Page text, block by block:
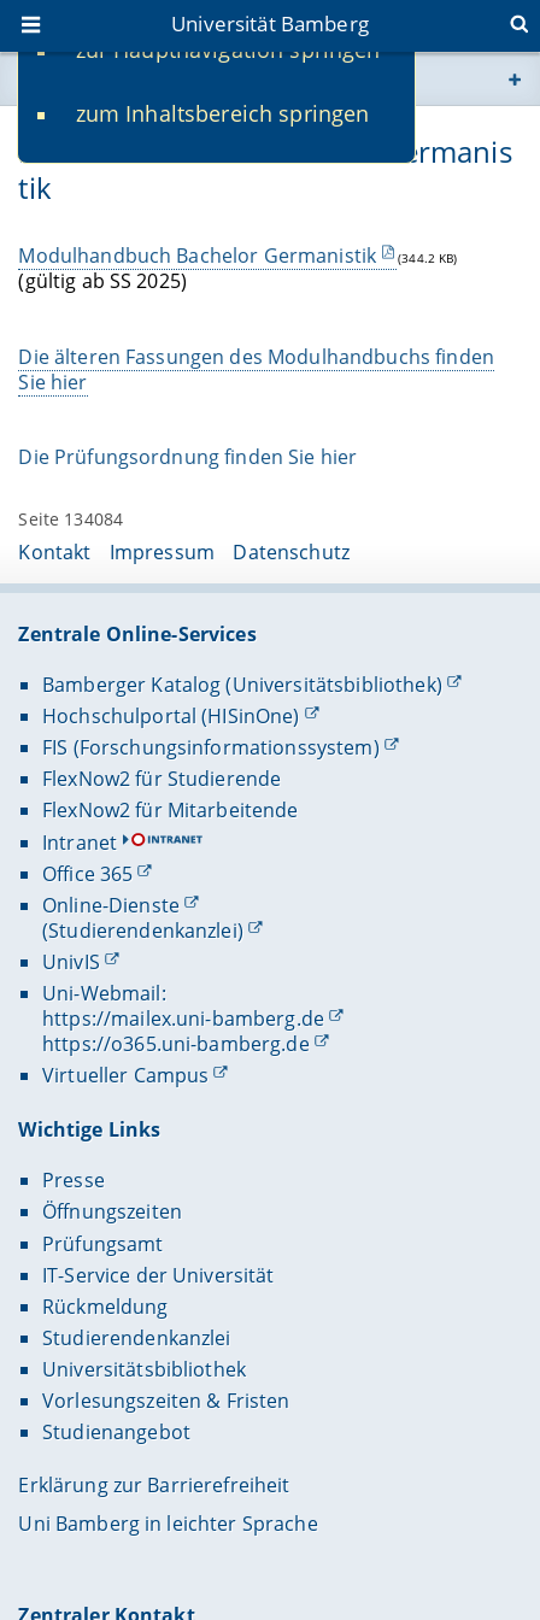
zur Hauptnavigation springen
zum Inhaltsbereich springen
Universität Bamberg
www.uni-bamberg.de
fis.uni-bamberg.de
Modulhandbuch Bachelor Germanis
tik
Modulhandbuch Bachelor Germanistik (344.2 KB)
(gültig ab SS 2025)
Die älteren Fassungen des Modulhandbuchs finden
Sie hier
Die Prüfungsordnung finden Sie hier
Seite 134084
Kontakt Impressum Datenschutz
Zentrale Online-Services
Bamberger Katalog (Universitätsbibliothek)
Hochschulportal (HISinOne)
FIS (Forschungsinformationssystem)
FlexNow2 für Studierende
FlexNow2 für Mitarbeitende
Intranet
Office 365
Online-Dienste
(Studierendenkanzlei)
UnivIS
Uni-Webmail:
https://mailex.uni-bamberg.de
https://o365.uni-bamberg.de
Virtueller Campus
Wichtige Links
Presse
Öffnungszeiten
Prüfungsamt
IT-Service der Universität
Rückmeldung
Studierendenkanzlei
Universitätsbibliothek
Vorlesungszeiten & Fristen
Studienangebot
Erklärung zur Barrierefreiheit
Uni Bamberg in leichter Sprache